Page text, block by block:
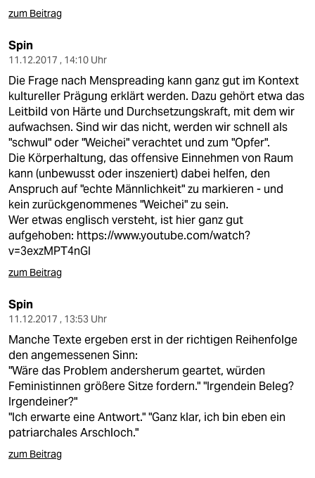
zum Beitrag
Spin
11.12.2017 , 14:10 Uhr
Die Frage nach Menspreading kann ganz gut im Kontext
kultureller Prägung erklärt werden. Dazu gehört etwa das
Leitbild von Härte und Durchsetzungskraft, mit dem wir
aufwachsen. Sind wir das nicht, werden wir schnell als
"schwul" oder "Weichei" verachtet und zum "Opfer".
Die Körperhaltung, das offensive Einnehmen von Raum
kann (unbewusst oder inszeniert) dabei helfen, den
Anspruch auf "echte Männlichkeit" zu markieren - und
kein zurückgenommenes "Weichei" zu sein.
Wer etwas englisch versteht, ist hier ganz gut
aufgehoben: https://www.youtube.com/watch?
v=3exzMPT4nGI
zum Beitrag
Spin
11.12.2017 , 13:53 Uhr
Manche Texte ergeben erst in der richtigen Reihenfolge
den angemessenen Sinn:
"Wäre das Problem andersherum geartet, würden
Feministinnen größere Sitze fordern." "Irgendein Beleg?
Irgendeiner?"
"Ich erwarte eine Antwort." "Ganz klar, ich bin eben ein
patriarchales Arschloch."
zum Beitrag